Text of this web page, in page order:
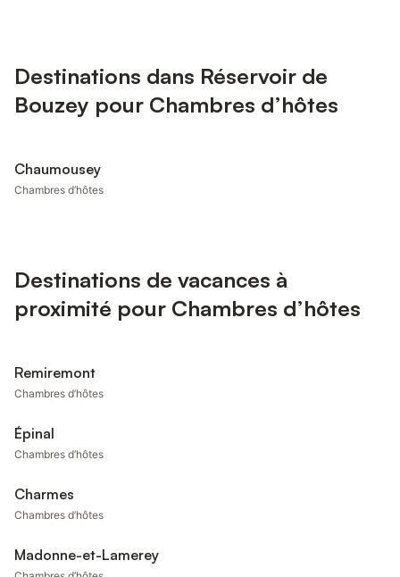
Destinations dans Réservoir de
Bouzey pour Chambres d’hôtes
Chaumousey
Chambres d’hôtes
Destinations de vacances à
proximité pour Chambres d’hôtes
Remiremont
Chambres d’hôtes
Épinal
Chambres d’hôtes
Charmes
Chambres d’hôtes
Madonne-et-Lamerey